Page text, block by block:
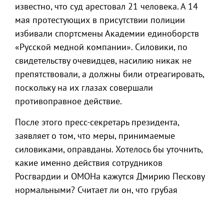
известно, что суд арестовал 21 человека. А 14
мая протестующих в присутствии полиции
избивали спортсмены Академии единоборств
«Русской медной компании». Силовики, по
свидетельству очевидцев, насилию никак не
препятствовали, а должны били отреагировать,
поскольку на их глазах совершали
противоправное действие.
После этого пресс-секретарь президента,
заявляет о том, что меры, принимаемые
силовиками, оправданы. Хотелось бы уточнить,
какие именно действия сотрудников
Росгвардии и ОМОНа кажутся Дмирию Пескову
нормальными? Считает ли он, что грубая